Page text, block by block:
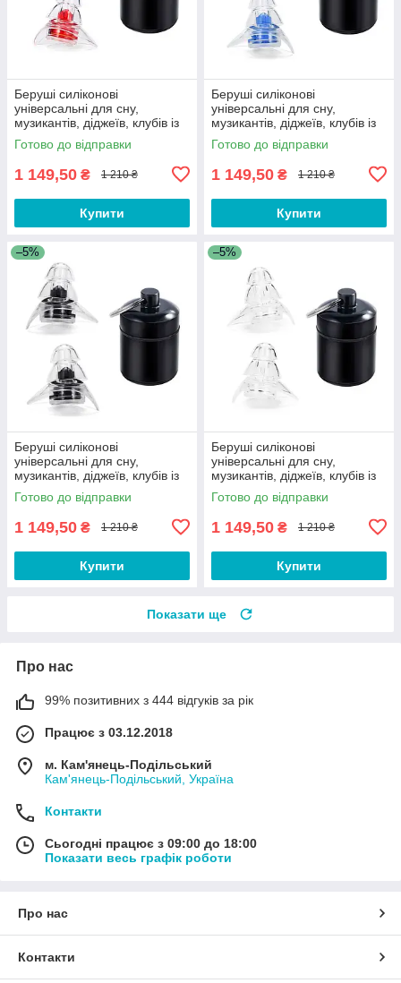
Беруші силіконові
універсальні для сну,
музикантів, діджеїв, клубів із
контейнером Silicone Ear
Plugs Pro Red
Готово до відправки
1 149,50 ₴ 1 210 ₴
Купити
Беруші силіконові
універсальні для сну,
музикантів, діджеїв, клубів із
контейнером Silicone Ear Pro
Blue
Готово до відправки
1 149,50 ₴ 1 210 ₴
Купити
–5%
Беруші силіконові
універсальні для сну,
музикантів, діджеїв, клубів із
контейнером Silicone Ear Pro
Black
Готово до відправки
1 149,50 ₴ 1 210 ₴
Купити
–5%
Беруші силіконові
універсальні для сну,
музикантів, діджеїв, клубів із
контейнером Silicone Ear
Plugs Pro
Готово до відправки
1 149,50 ₴ 1 210 ₴
Купити
Показати ще
Про нас
99% позитивних з 444 відгуків за рік
Працює з 03.12.2018
м. Кам'янець-Подільський
Кам'янець-Подільський, Україна
Контакти
Сьогодні працює з 09:00 до 18:00
Показати весь графік роботи
Про нас
Контакти